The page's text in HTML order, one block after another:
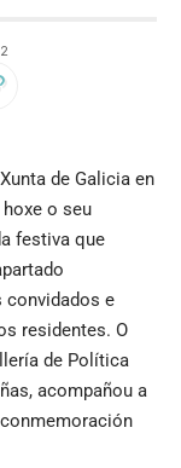
de Galicia en
o seu
festiva que
e
residentes. O
de Política
acompañou a